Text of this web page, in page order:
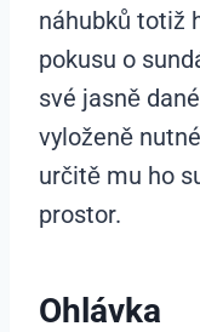
náhubků totiž
pokusu o
své jasně
vyloženě
určitě mu ho
prostor.
Ohlávka